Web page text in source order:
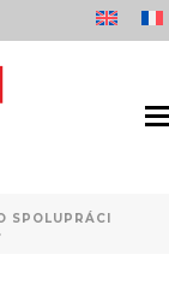
SPOLUPRÁCI